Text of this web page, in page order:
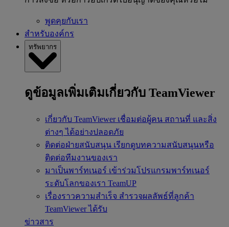
พูดคุยกับเรา
สำหรับองค์กร
ทรัพยากร
ดูข้อมูลเพิ่มเติมเกี่ยวกับ TeamViewer
เกี่ยวกับ TeamViewer เชื่อมต่อผู้คน สถานที่ และสิ่ง
ต่างๆ ได้อย่างปลอดภัย
ติดต่อฝ่ายสนับสนุน เรียกดูบทความสนับสนุนหรือ
ติดต่อทีมงานของเรา
มาเป็นพาร์ทเนอร์ เข้าร่วมโปรแกรมพาร์ทเนอร์
ระดับโลกของเรา TeamUP
เรื่องราวความสำเร็จ สำรวจผลลัพธ์ที่ลูกค้า
TeamViewer ได้รับ
ข่าวสาร